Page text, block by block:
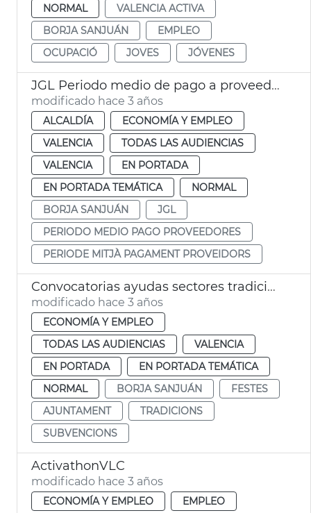
NORMAL
VALENCIA ACTIVA
BORJA SANJUÁN
EMPLEO
OCUPACIÓ
JOVES JÓVENES
JGL Periodo medio de pago a proveedores
modificado hace 3 años
ALCALDÍA
ECONOMÍA Y EMPLEO
VALENCIA
TODAS LAS AUDIENCIAS
VALENCIA
EN PORTADA
EN PORTADA TEMÁTICA
NORMAL
BORJA SANJUÁN
JGL
PERIODO MEDIO PAGO PROVEEDORES
PERIODE MITJÀ PAGAMENT PROVEIDORS
Convocatorias ayudas sectores tradicionales
modificado hace 3 años
ECONOMÍA Y EMPLEO
TODAS LAS AUDIENCIAS
VALENCIA
EN PORTADA
EN PORTADA TEMÁTICA
NORMAL
BORJA SANJUÁN
FESTES
AJUNTAMENT
TRADICIONS
SUBVENCIONS
ActivathonVLC
modificado hace 3 años
ECONOMÍA Y EMPLEO EMPLEO